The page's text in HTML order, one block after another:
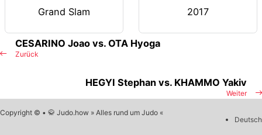
Grand Slam 2017
Zurück
CESARINO Joao vs. OTA Hyoga
Weiter
HEGYI Stephan vs. KHAMMO Yakiv
Copyright © • 🥋 Judo.how » Alles rund um Judo «
Deutsch